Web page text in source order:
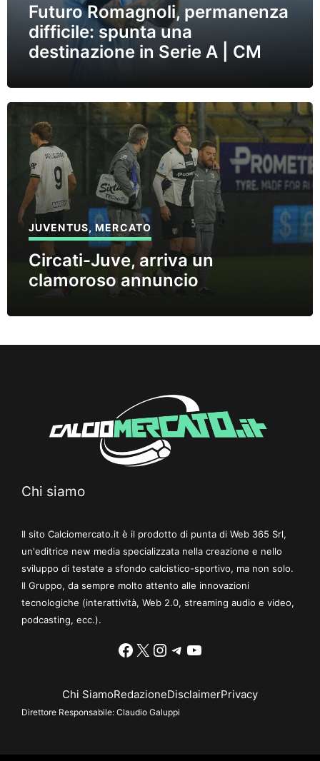
Futuro Romagnoli, permanenza
difficile: spunta una
destinazione in Serie A | CM
JUVENTUS,MERCATO
Circati-Juve, arriva un
clamoroso annuncio
Chi siamo
Il sito Calciomercato.it è il prodotto di punta di Web 365 Srl,
un'editrice new media specializzata nella creazione e nello
sviluppo di testate a sfondo calcistico-sportivo, ma non solo.
Il Gruppo, da sempre molto attento alle innovazioni
tecnologiche (interattività, Web 2.0, streaming audio e video,
podcasting, ecc.).
Facebook
X Instagram
Telegram
YouTube
Chi SiamoRedazioneDisclaimerPrivacy
Direttore Responsabile: Claudio Galuppi